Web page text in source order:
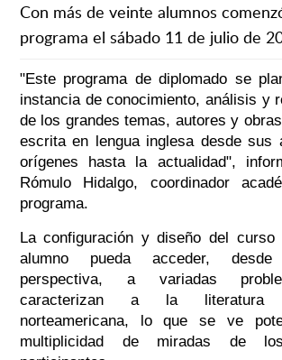
Con más de veinte alumnos
programa el sábado 11 de julio de
"Este programa de diplomado se
instancia de conocimiento, análisis y
de los grandes temas, autores y
escrita en lengua inglesa desde sus
orígenes hasta la actualidad",
Rómulo Hidalgo, coordinador
programa.
La configuración y diseño del curso
alumno pueda acceder,
perspectiva, a variadas
caracterizan a la literatura
norteamericana, lo que se ve
multiplicidad de miradas de